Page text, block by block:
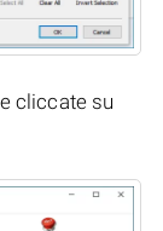
cliccate su